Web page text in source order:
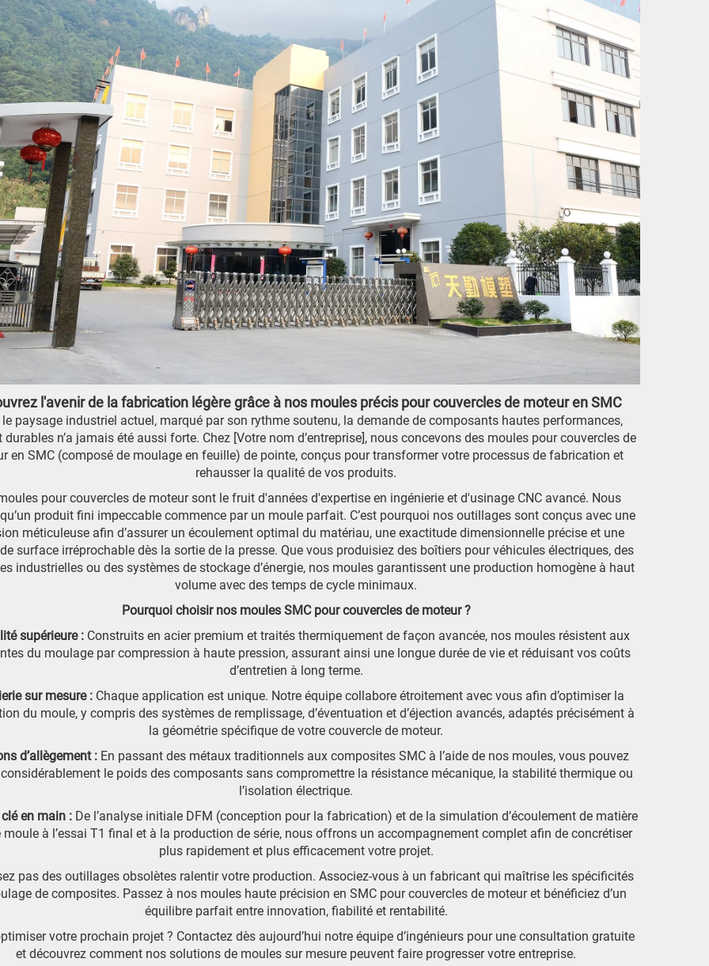
l'avenir de la fabrication légère grâce à nos moules précis pour couvercles de moteur en SMC
paysage industriel actuel, marqué par son rythme soutenu, la demande de composants hautes performances,
durables n’a jamais été aussi forte. Chez [Votre nom d’entreprise], nous concevons des moules pour couvercles de
en SMC (composé de moulage en feuille) de pointe, conçus pour transformer votre processus de fabrication et
rehausser la qualité de vos produits.
pour couvercles de moteur sont le fruit d'années d'expertise en ingénierie et d'usinage CNC avancé. Nous
produit fini impeccable commence par un moule parfait. C’est pourquoi nos outillages sont conçus avec une
méticuleuse afin d’assurer un écoulement optimal du matériau, une exactitude dimensionnelle précise et une
surface irréprochable dès la sortie de la presse. Que vous produisiez des boîtiers pour véhicules électriques, des
industrielles ou des systèmes de stockage d’énergie, nos moules garantissent une production homogène à haut
volume avec des temps de cycle minimaux.
Pourquoi choisir nos moules SMC pour couvercles de moteur ?
supérieure : Construits en acier premium et traités thermiquement de façon avancée, nos moules résistent aux
du moulage par compression à haute pression, assurant ainsi une longue durée de vie et réduisant vos coûts
d’entretien à long terme.
sur mesure : Chaque application est unique. Notre équipe collabore étroitement avec vous afin d’optimiser la
du moule, y compris des systèmes de remplissage, d’éventuation et d’éjection avancés, adaptés précisément à
la géométrie spécifique de votre couvercle de moteur.
d’allègement : En passant des métaux traditionnels aux composites SMC à l’aide de nos moules, vous pouvez
le poids des composants sans compromettre la résistance mécanique, la stabilité thermique ou
l’isolation électrique.
en main : De l’analyse initiale DFM (conception pour la fabrication) et de la simulation d’écoulement de matière
moule à l’essai T1 final et à la production de série, nous offrons un accompagnement complet afin de concrétiser
plus rapidement et plus efficacement votre projet.
pas des outillages obsolètes ralentir votre production. Associez-vous à un fabricant qui maîtrise les spécificités
de composites. Passez à nos moules haute précision en SMC pour couvercles de moteur et bénéficiez d’un
équilibre parfait entre innovation, fiabilité et rentabilité.
votre prochain projet ? Contactez dès aujourd’hui notre équipe d’ingénieurs pour une consultation gratuite
et découvrez comment nos solutions de moules sur mesure peuvent faire progresser votre entreprise.